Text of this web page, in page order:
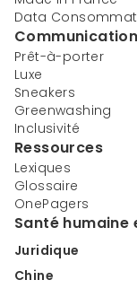
Data
Communication
Prêt-à-porter
Luxe
Sneakers
Greenwashing
Inclusivité
Ressources
Lexiques
Glossaire
OnePagers
Santé
Juridique
Chine